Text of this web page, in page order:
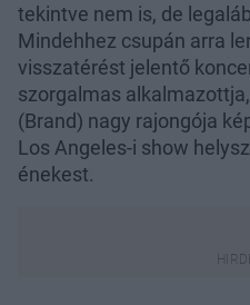
tekintve nem is, de
Mindehhez csupán arra
visszatérést jelentő
szorgalmas
(Brand) nagy rajongója
Los Angeles-i show
énekest.